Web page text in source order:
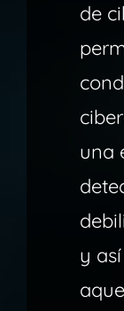
de
una
y